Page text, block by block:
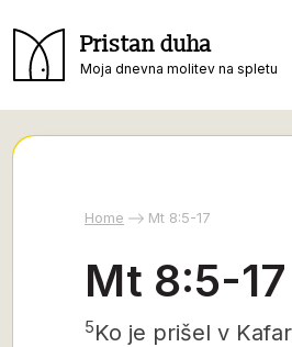
Pristan duha
Moja dnevna molitev na spletu
Home Mt 8:5-17
Mt 8:5-17
5Ko je prišel v